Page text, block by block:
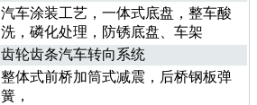
汽车涂装工艺，一体式底盘，整车酸
洗，磷化处理，防锈底盘、车架
齿轮齿条汽车转向系统
整体式前桥加筒式减震，后桥钢板弹
簧，